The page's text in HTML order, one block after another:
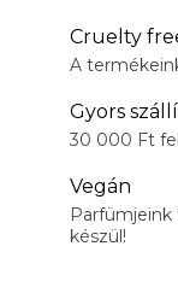
Cruelty
A
Gyors
30 000 Ft
Vegán
Parfümjeink
készül!